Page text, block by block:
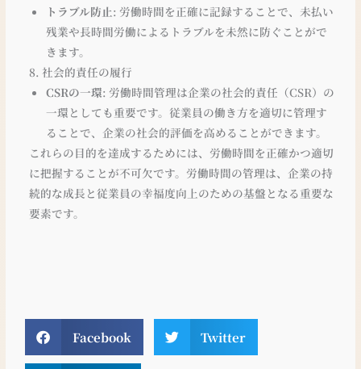
トラブル防止: 労働時間を正確に記録することで、未払い
残業や長時間労働によるトラブルを未然に防ぐことがで
きます。
8. 社会的責任の履行
CSRの一環: 労働時間管理は企業の社会的責任（CSR）の
一環としても重要です。従業員の働き方を適切に管理す
ることで、企業の社会的評価を高めることができます。
これらの目的を達成するためには、労働時間を正確かつ適切
に把握することが不可欠です。労働時間の管理は、企業の持
続的な成長と従業員の幸福度向上のための基盤となる重要な
要素です。
Facebook Twitter